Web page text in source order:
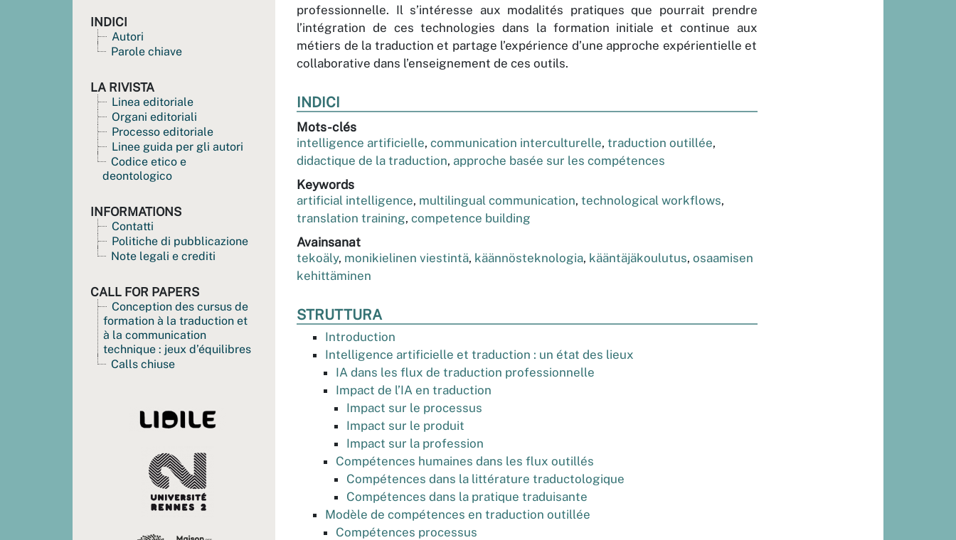
INDICI
Autori
Parole chiave
LA RIVISTA
Linea editoriale
Organi editoriali
Processo editoriale
Linee guida per gli autori
Codice etico e
deontologico
INFORMATIONS
Contatti
Politiche di pubblicazione
Note legali e crediti
CALL FOR PAPERS
Conception des cursus de
formation à la traduction et
à la communication
technique : jeux d’équilibres
Calls chiuse
professionnelle. Il s’intéresse aux modalités pratiques que pourrait prendre
l’intégration de ces technologies dans la formation initiale et continue aux
métiers de la traduction et partage l’expérience d’une approche expérientielle et
collaborative dans l’enseignement de ces outils.
INDICI
Mots-clés
intelligence artificielle, communication interculturelle, traduction outillée,
didactique de la traduction, approche basée sur les compétences
Keywords
artificial intelligence, multilingual communication, technological workflows,
translation training, competence building
Avainsanat
tekoäly, monikielinen viestintä, käännösteknologia, kääntäjäkoulutus, osaamisen
kehittäminen
STRUTTURA
Introduction
Intelligence artificielle et traduction : un état des lieux
IA dans les flux de traduction professionnelle
Impact de l’IA en traduction
Impact sur le processus
Impact sur le produit
Impact sur la profession
Compétences humaines dans les flux outillés
Compétences dans la littérature traductologique
Compétences dans la pratique traduisante
Modèle de compétences en traduction outillée
Compétences processus